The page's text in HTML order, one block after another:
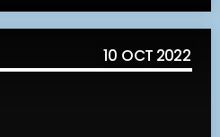
10 OCT 2022